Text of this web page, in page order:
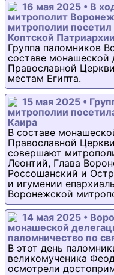
16 мая 2025 • В
митрополит
митрополии
Коптской Патриархии
Группа паломников
составе монашеской
Православной
местам Египта.
15 мая 2025 •
митрополии
Каира
В составе
Православной
совершают
Леонтий, Глава
Россошанский и
и игумении
Воронежской
14 мая 2025 •
монашеской
паломничество по
В этот день
великомученика
осмотрели